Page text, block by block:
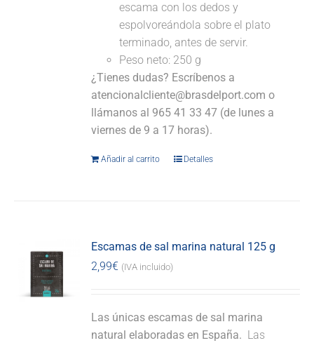
escama con los dedos y
espolvoreándola sobre el plato
terminado, antes de servir.
Peso neto: 250 g
¿Tienes dudas? Escríbenos a
atencionalcliente@brasdelport.com o
llámanos al 965 41 33 47 (de lunes a
viernes de 9 a 17 horas).
Añadir al carrito Detalles
Escamas de sal marina natural 125 g
2,99€ (IVA incluido)
Las únicas escamas de sal marina
natural elaboradas en España. Las